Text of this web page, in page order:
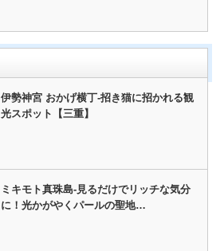
伊勢神宮 おかげ横丁-招き猫に招かれる観
光スポット【三重】
ミキモト真珠島-見るだけでリッチな気分
に！光かがやくパールの聖地…